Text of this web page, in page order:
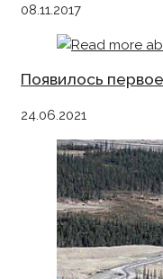
08.11.2017
Появилось
24.06.2021